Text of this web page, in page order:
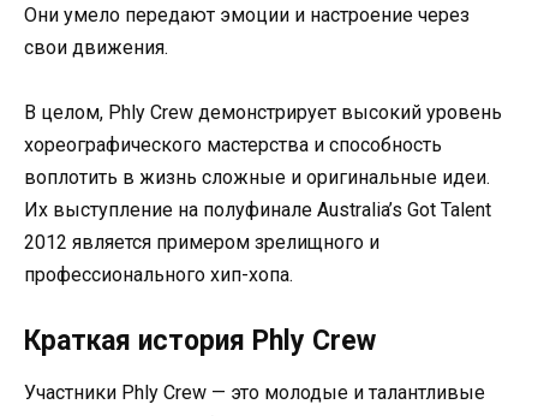
Они умело передают эмоции и настроение через
свои движения.
В целом, Phly Crew демонстрирует высокий уровень
хореографического мастерства и способность
воплотить в жизнь сложные и оригинальные идеи.
Их выступление на полуфинале Australia’s Got Talent
2012 является примером зрелищного и
профессионального хип-хопа.
Краткая история Phly Crew
Участники Phly Crew — это молодые и талантливые